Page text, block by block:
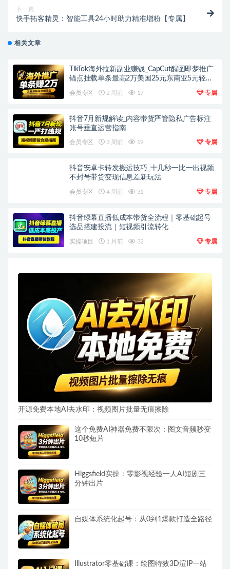
下一篇
快手拓客精灵：智能工具24小时助力精准增粉【专属】
相关文章
TikTok海外拉新副业赚钱_CapCut醒图即梦推广
锚点挂载单条最高2万美国25元东南亚5元轻资
会员专区 2 周前 17 专属
抖音7月新规解读_内容带货严管隐私广告标注
账号垂直运营指南
会员专区 3 周前 19 专属
抖音安卓卡转发搬运技巧_十几秒一比一出视频
不封号带货变现信息差新玩法
会员专区 4 周前 31 专属
抖音绿幕直播低成本带货全流程｜零基础起号
选品搭建投流｜短视频引流转化
实操项目 1 月前 32 专属
开源免费本地AI去水印：视频图片批量无痕擦除
这个免费AI神器免费不限次：图文音频秒变
10秒短片
Higgsfield实操：零影视经验一人AI短剧三
分钟出片
自媒体系统化起号：从0到1爆款打造全路径
Illustrator零基础课：绘图特效3D渲IP一站